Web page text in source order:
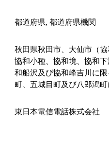
都道府県, 都道府県機関
秋田県秋田市、大仙市（
協和小種、協和境、協和
和船沢及び協和峰吉川に
町、五城目町及び八郎潟
東日本電信電話株式会社